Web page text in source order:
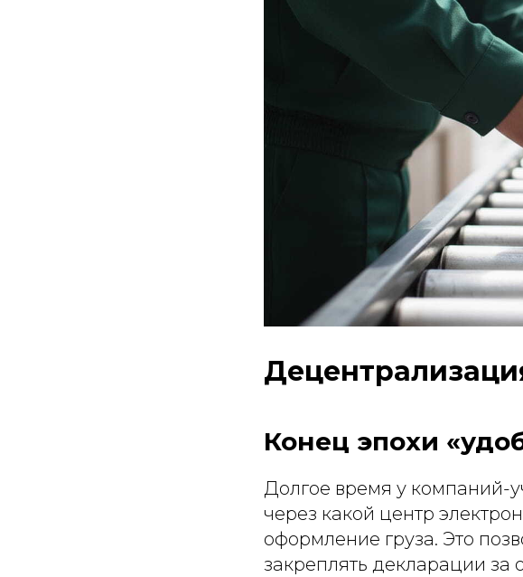
Конец эпохи
Долгое время у компаний-
через какой центр
оформление груза. Это
закреплять декларации